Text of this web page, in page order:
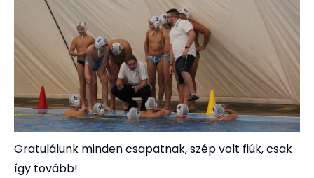
Gratulálunk minden csapatnak, szép volt fiúk, csak
így tovább!